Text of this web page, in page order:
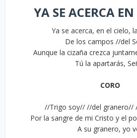
YA SE ACERCA
Ya se acerca, en el cielo,
De los campos //del
Aunque la cizaña crezca
Tú la apartarás,
CORO
//Trigo soy// //del granero//
Por la sangre de mi Cristo y el
A su granero, yo